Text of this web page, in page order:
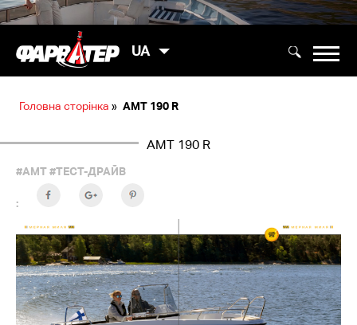
UA
Головна сторінка » AMT 190 R
AMT 190 R
#AMT#ТЕСТ-ДРАЙВ
: